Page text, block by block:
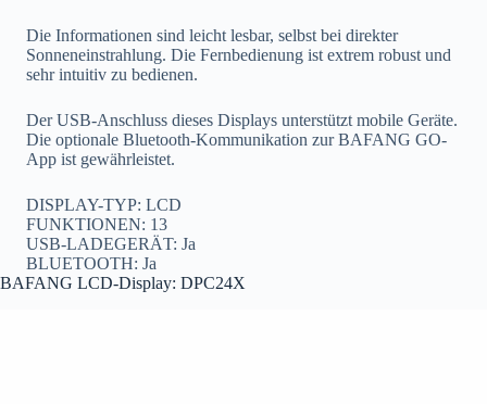
Die Informationen sind leicht lesbar, selbst bei direkter
Sonneneinstrahlung. Die Fernbedienung ist extrem robust und
sehr intuitiv zu bedienen.
Der USB-Anschluss dieses Displays unterstützt mobile Geräte.
Die optionale Bluetooth-Kommunikation zur BAFANG GO-
App ist gewährleistet.
DISPLAY-TYP: LCD
FUNKTIONEN: 13
USB-LADEGERÄT: Ja
BLUETOOTH: Ja
BAFANG LCD-Display: DPC24X